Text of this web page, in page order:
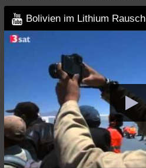
Besucht
Bolivien im Lithium Rausch